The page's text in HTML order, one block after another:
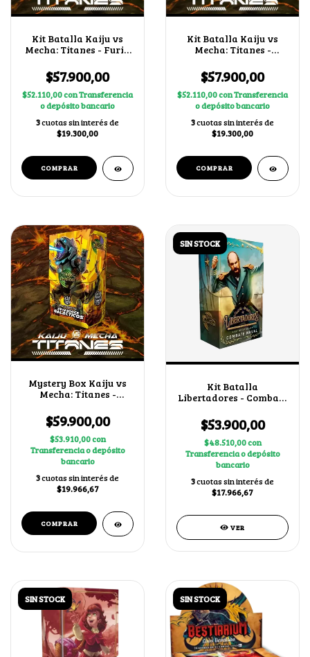
Kit Batalla Kaiju vs
Mecha: Titanes - Furia
$57.900,00
$52.110,00conTransferencia
o depósito bancario
3cuotas sin interés de
$19.300,00
Kit Batalla Kaiju vs
Mecha: Titanes -
$57.900,00
$52.110,00conTransferencia
o depósito bancario
3cuotas sin interés de
$19.300,00
Mystery Box Kaiju vs
Mecha: Titanes -
$59.900,00
$53.910,00con
Transferencia o depósito
bancario
3cuotas sin interés de
$19.966,67
SIN STOCK
Kit Batalla
Libertadores - Combate
$53.900,00
$48.510,00con
Transferencia o depósito
bancario
3cuotas sin interés de
$17.966,67
VER
SIN STOCK SIN STOCK